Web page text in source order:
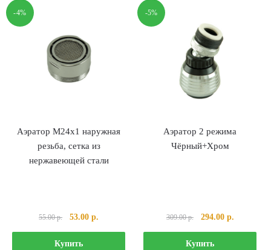
-4%
Аэратор М24х1 наружная
резьба, сетка из
нержавеющей стали
55.00р.
Первоначальная
цена
составляла
53.00р.
цена:
Купить
-5%
Аэратор 2 режима
Чёрный+Хром
309.00р.
Первоначальная
цена
составляла
294.00 р.Текущая
цена:
Купить